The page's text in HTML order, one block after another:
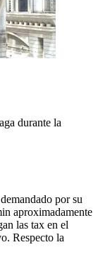
durante la
por su
aproximadamente
las tax en el
Respecto la